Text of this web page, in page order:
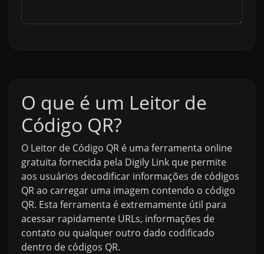
O que é um Leitor de
Código QR?
O Leitor de Código QR é uma ferramenta online
gratuita fornecida pela Digily Link que permite
aos usuários decodificar informações de códigos
QR ao carregar uma imagem contendo o código
QR. Esta ferramenta é extremamente útil para
acessar rapidamente URLs, informações de
contato ou qualquer outro dado codificado
dentro de códigos QR.